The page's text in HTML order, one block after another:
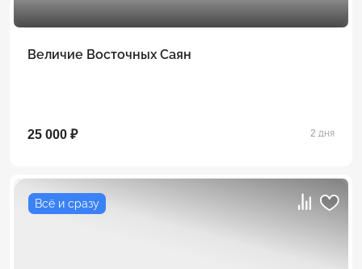
Величие Восточных Саян
25 000 ₽ 2 дня
Всё и сразу